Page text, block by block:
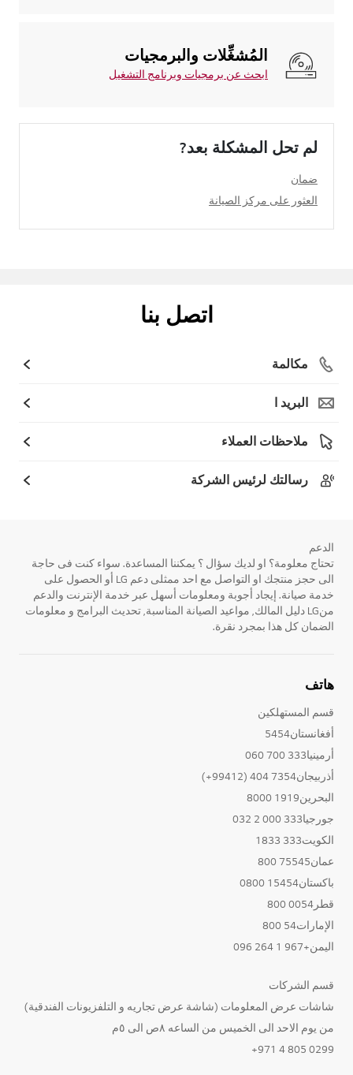
المُشغِّلات والبرمجيات
ابحث عن برمجيات وبرنامج التشغيل
لم تحل المشكلة بعد?
ضمان
العثور على مركز الصيانة
اتصل بنا
مكالمة
البريد ا
ملاحظات العملاء
رسالتك لرئيس الشركة
الدعم
تحتاج معلومة؟ او لديك سؤال ؟ يمكننا المساعدة. سواء كنت فى حاجة
الى حجز منتجك او التواصل مع احد ممثلى دعم LG أو الحصول على
خدمة صيانة. إيجاد أجوبة ومعلومات أسهل عبر خدمة الإنترنت والدعم
منLG دليل المالك, مواعيد الصيانة المناسبة, تحديث البرامج و معلومات
الضمان كل هذا بمجرد نقرة.
هاتف
قسم المستهلكين
أفغانستان5454
أرمينيا333 700 060
أذربيجان7354 404 (99412+)
البحرين1919 8000
جورجيا333 000 2 032
الكويت333 1833
عمان75545 800
باكستان15454 0800
قطر0054 800
الإمارات54 800
اليمن+967 1 264 096
قسم الشركات
شاشات عرض المعلومات (شاشة عرض تجاريه و التلفزيونات الفندقية)
من يوم الاحد الى الخميس من الساعه ٨ص الى ٥م
0299 805 4 971+